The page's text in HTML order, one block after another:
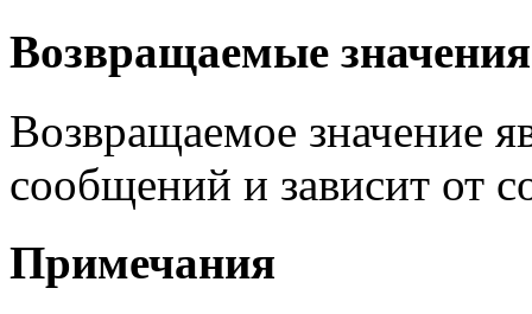
Возвращаемые значения
Возвращаемое значение
сообщений и зависит от
Примечания